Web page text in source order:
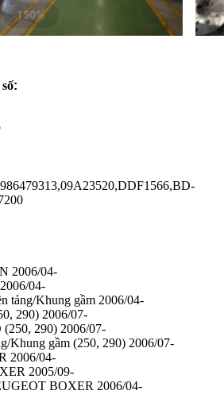
:
2006/04-
04-
tảng/Khung gầm 2006/04-
290) 2006/07-
290) 2006/07-
Khung gầm (250, 290) 2006/07-
2006/04-
2005/09-
BOXER 2006/04-